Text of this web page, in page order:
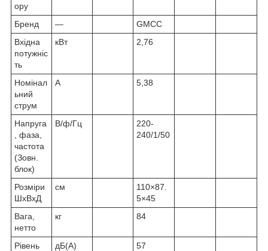
ору
Бренд —
GMCC
Вхідна
потужніс
ть
кВт 2,76
Номінал
ьний
струм
A 5,38
Напруга
, фаза,
частота
(Зовн.
блок)
В/ф/Гц
220-
240/1/50
Розміри
ШxВxД
см
110×87.
5×45
Вага,
нетто
кг 84
Рівень
дБ(A) 57